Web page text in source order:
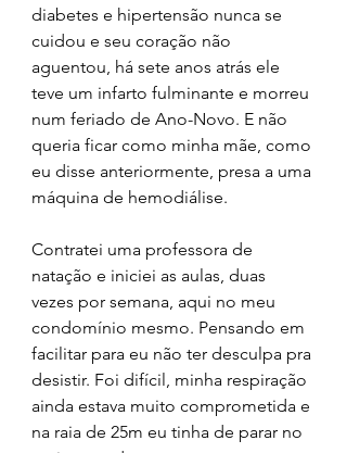
diabetes e hipertensão nunca se
cuidou e seu coração não
aguentou, há sete anos atrás ele
teve um infarto fulminante e morreu
num feriado de Ano-Novo. E não
queria ficar como minha mãe, como
eu disse anteriormente, presa a uma
máquina de hemodiálise.
Contratei uma professora de
natação e iniciei as aulas, duas
vezes por semana, aqui no meu
condomínio mesmo. Pensando em
facilitar para eu não ter desculpa pra
desistir. Foi difícil, minha respiração
ainda estava muito comprometida e
na raia de 25m eu tinha de parar no